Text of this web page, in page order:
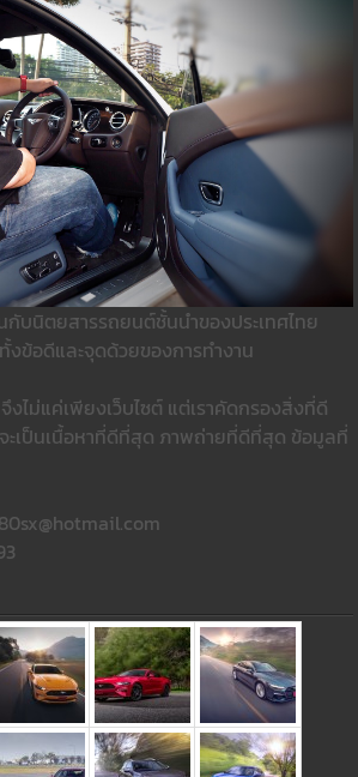
บนิตยสารรถยนต์ชั้นนำของประเทศไทย
งข้อดีและจุดด้วยของการทำงาน
ไม่แค่เพียงเว็บไซต์ แต่เราคัดกรองสิ่งที่ดี
ะเป็นเนื้อหาที่ดีที่สุด ภาพถ่ายที่ดีที่สุด ข้อมูลที่